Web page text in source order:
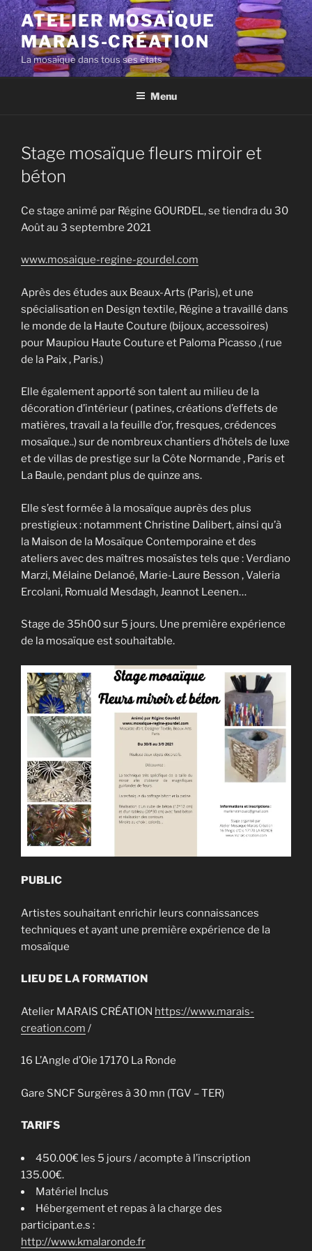
Aller
au
contenu
principal
ATELIER MOSAÏQUE
MARAIS-CRÉATION
La mosaïque dans tous ses états
Menu
Stage mosaïque fleurs miroir et
béton
Ce stage animé par Régine GOURDEL, se tiendra du 30
Août au 3 septembre 2021
www.mosaique-regine-gourdel.com
Après des études aux Beaux-Arts (Paris), et une
spécialisation en Design textile, Régine a travaillé dans
le monde de la Haute Couture (bijoux, accessoires)
pour Maupiou Haute Couture et Paloma Picasso ,( rue
de la Paix , Paris.)
Elle également apporté son talent au milieu de la
décoration d’intérieur ( patines, créations d’effets de
matières, travail a la feuille d’or, fresques, crédences
mosaïque..) sur de nombreux chantiers d’hôtels de luxe
et de villas de prestige sur la Côte Normande , Paris et
La Baule, pendant plus de quinze ans.
Elle s’est formée à la mosaïque auprès des plus
prestigieux : notamment Christine Dalibert, ainsi qu’à
la Maison de la Mosaïque Contemporaine et des
ateliers avec des maîtres mosaïstes tels que : Verdiano
Marzi, Mélaine Delanoé, Marie-Laure Besson , Valeria
Ercolani, Romuald Mesdagh, Jeannot Leenen…
Stage de 35h00 sur 5 jours. Une première expérience
de la mosaïque est souhaitable.
PUBLIC
Artistes souhaitant enrichir leurs connaissances
techniques et ayant une première expérience de la
mosaïque
LIEU DE LA FORMATION
Atelier MARAIS CRÉATION https://www.marais-
creation.com /
16 L’Angle d’Oie 17170 La Ronde
Gare SNCF Surgères à 30 mn (TGV – TER)
TARIFS
450.00€ les 5 jours / acompte à l’inscription
135.00€.
Matériel Inclus
Hébergement et repas à la charge des
participant.e.s :
http://www.kmalaronde.fr